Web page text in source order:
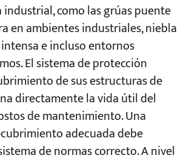
personalizadas para grúas
CRANE
estándar de recubrimiento para
utilizado en proyectos
cumplir con las normas
recubrimiento para los proyectos
como las grúas puente
en ambientes industriales, niebla
e incluso entornos
El sistema de protección
de sus estructuras de
directamente la vida útil del
de mantenimiento. Una
adecuada debe
de normas correcto. A nivel